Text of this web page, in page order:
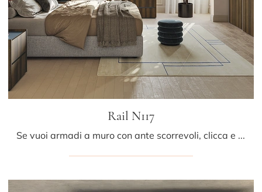
Rail N117
Se vuoi armadi a muro con ante scorrevoli, clicca e scopri l'armadio Rail N117 di Colombini Casa in melaminico.